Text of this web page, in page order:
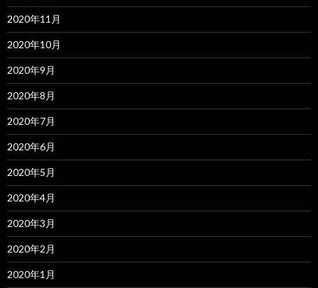
2020年11月
2020年10月
2020年9月
2020年8月
2020年7月
2020年6月
2020年5月
2020年4月
2020年3月
2020年2月
2020年1月